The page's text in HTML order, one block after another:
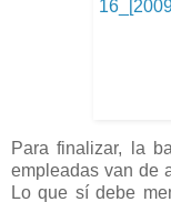
Para finalizar, la
empleadas van de
Lo que sí debe